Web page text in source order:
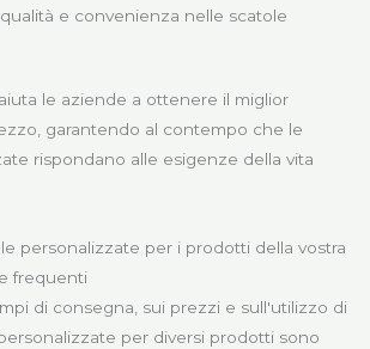
e convenienza nelle scatole
le aziende a ottenere il miglior
garantendo al contempo che le
rispondano alle esigenze della vita
personalizzate per i prodotti della vostra
frequenti
di consegna, sui prezzi e sull'utilizzo di
per diversi prodotti sono